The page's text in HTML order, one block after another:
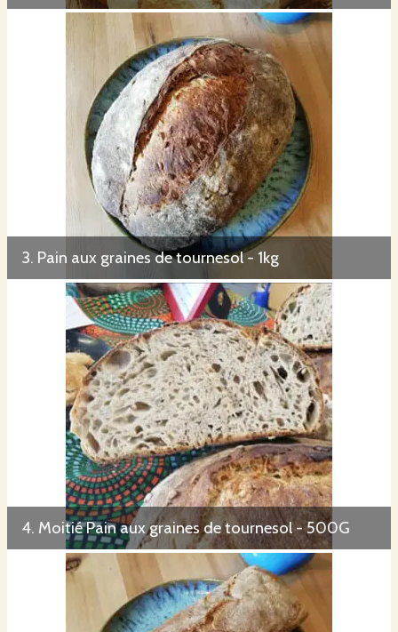
3. Pain aux graines de tournesol - 1kg
4. Moitié Pain aux graines de tournesol - 500G